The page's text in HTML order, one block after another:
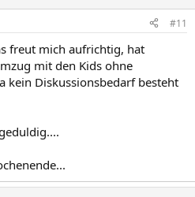
#11
freut mich aufrichtig, hat
mit den Kids ohne
kein Diskussionsbedarf besteht